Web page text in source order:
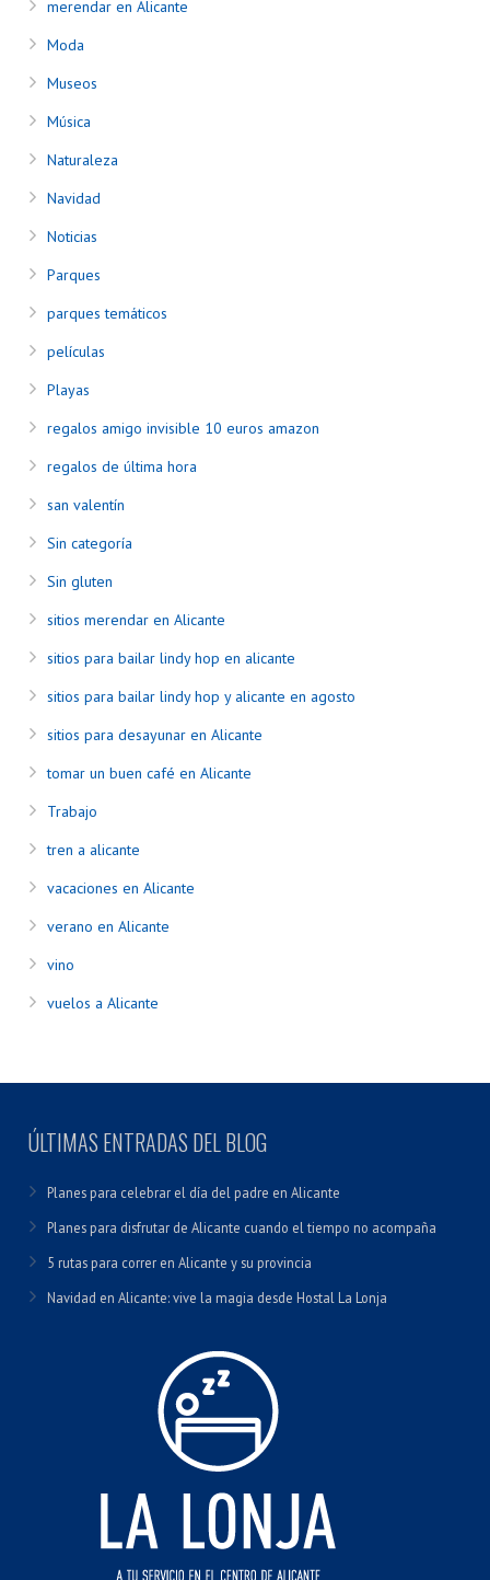
merendar en Alicante
Moda
Museos
Música
Naturaleza
Navidad
Noticias
Parques
parques temáticos
películas
Playas
regalos amigo invisible 10 euros amazon
regalos de última hora
san valentín
Sin categoría
Sin gluten
sitios merendar en Alicante
sitios para bailar lindy hop en alicante
sitios para bailar lindy hop y alicante en agosto
sitios para desayunar en Alicante
tomar un buen café en Alicante
Trabajo
tren a alicante
vacaciones en Alicante
verano en Alicante
vino
vuelos a Alicante
ÚLTIMAS ENTRADAS DEL BLOG
Planes para celebrar el día del padre en Alicante
Planes para disfrutar de Alicante cuando el tiempo no acompaña
5 rutas para correr en Alicante y su provincia
Navidad en Alicante: vive la magia desde Hostal La Lonja